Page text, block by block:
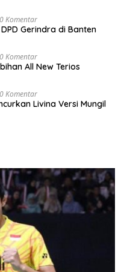
0 Komentar
Gerindra di Banten
0 Komentar
All New Terios
0 Komentar
Livina Versi Mungil